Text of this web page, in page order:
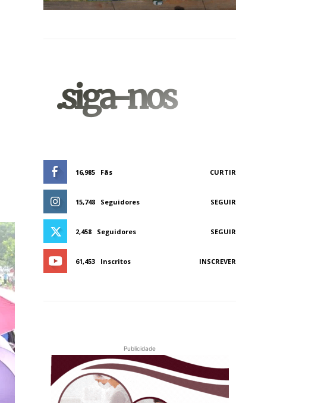
.siga-nos
16,985 Fãs CURTIR
15,748 Seguidores SEGUIR
2,458 Seguidores SEGUIR
61,453 Inscritos INSCREVER
Publicidade